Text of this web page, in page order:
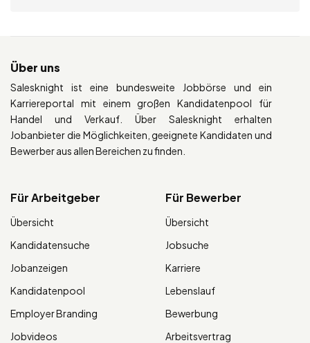
Über uns
Salesknight ist eine bundesweite Jobbörse und ein
Karriereportal mit einem großen Kandidatenpool für
Handel und Verkauf. Über Salesknight erhalten
Jobanbieter die Möglichkeiten, geeignete Kandidaten und
Bewerber aus allen Bereichen zu finden.
Für Arbeitgeber
Übersicht
Kandidatensuche
Jobanzeigen
Kandidatenpool
Employer Branding
Jobvideos
Für Bewerber
Übersicht
Jobsuche
Karriere
Lebenslauf
Bewerbung
Arbeitsvertrag